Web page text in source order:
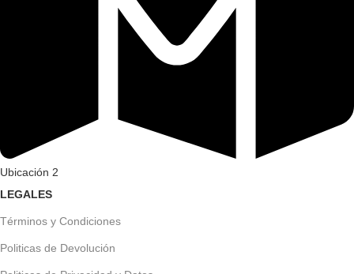
Ubicación 2
LEGALES
Términos y Condiciones
Politicas de Devolución